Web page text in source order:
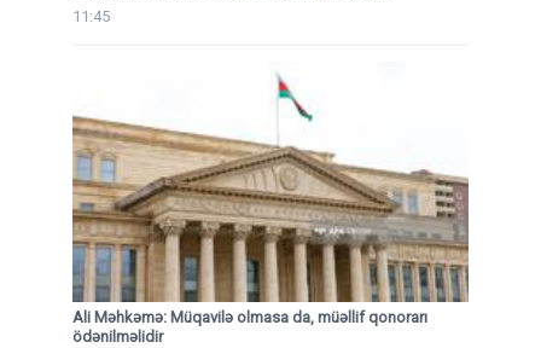
11:45
Ali Məhkəmə: Müqavilə olmasa da, müəllif qonorarı
ödənilməlidir